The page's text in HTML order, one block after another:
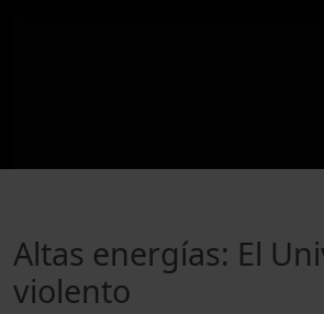
Altas energías: El
violento